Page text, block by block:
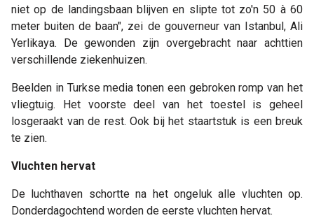
niet op de landingsbaan blijven en slipte tot zo'n 50 à 60
meter buiten de baan", zei de gouverneur van Istanbul, Ali
Yerlikaya. De gewonden zijn overgebracht naar achttien
verschillende ziekenhuizen.
Beelden in Turkse media tonen een gebroken romp van het
vliegtuig. Het voorste deel van het toestel is geheel
losgeraakt van de rest. Ook bij het staartstuk is een breuk
te zien.
Vluchten hervat
De luchthaven schortte na het ongeluk alle vluchten op.
Donderdagochtend worden de eerste vluchten hervat.